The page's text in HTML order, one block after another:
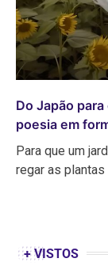
Do Japão para
poesia em
Para que um
regar as
+ VISTOS